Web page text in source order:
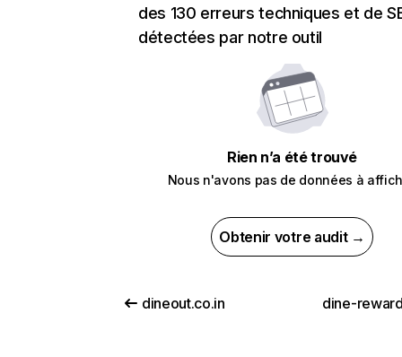
des 130 erreurs techniques et de
détectées par notre outil
Rien n’a été trouvé
Nous n'avons pas de données à
Obtenir votre audit →
dineout.co.in dine-